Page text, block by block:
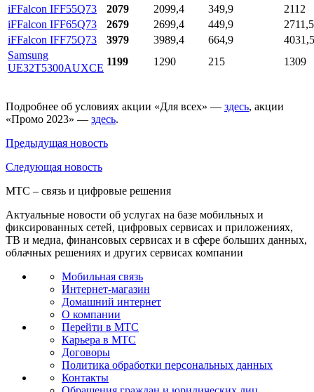
iFFalcon IFF55Q73
2079 2099,4 349,9
2112
iFFalcon IFF65Q73
2679 2699,4 449,9
2711,5
iFFalcon IFF75Q73
3979 3989,4 664,9
4031,5
Samsung
UE32T5300AUXCE
1199 1290 215 1309
Подробнее об условиях акции «Для всех» — здесь, акции
«Промо 2023» — здесь.
Предыдущая новость
Следующая новость
МТС – связь и цифровые решения
Актуальные новости об услугах на базе мобильных и
фиксированных сетей, цифровых сервисах и приложениях,
ТВ и медиа, финансовых сервисах и в сфере больших данных,
облачных решениях и других сервисах компании
Мобильная связь
Интернет-магазин
Домашний интернет
О компании
Перейти в МТС
Карьера в МТС
Договоры
Политика обработки персональных данных
Контакты